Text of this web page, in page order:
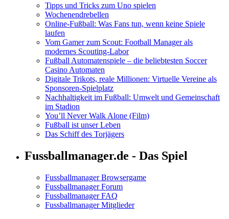
Tipps und Tricks zum Uno spielen
Wochenendrebellen
Online-Fußball: Was Fans tun, wenn keine Spiele
laufen
Vom Gamer zum Scout: Football Manager als
modernes Scouting-Labor
Fußball Automatenspiele – die beliebtesten Soccer
Casino Automaten
Digitale Trikots, reale Millionen: Virtuelle Vereine als
Sponsoren-Spielplatz
Nachhaltigkeit im Fußball: Umwelt und Gemeinschaft
im Stadion
You’ll Never Walk Alone (Film)
Fußball ist unser Leben
Das Schiff des Torjägers
Fussballmanager.de - Das Spiel
Fussballmanager Browsergame
Fussballmanager Forum
Fussballmanager FAQ
Fussballmanager Mitglieder